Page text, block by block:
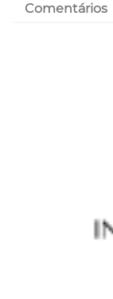
Comentários